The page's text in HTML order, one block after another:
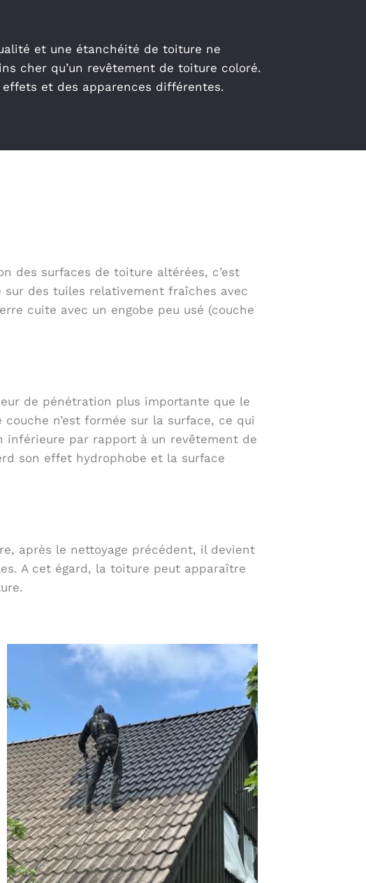
et une étanchéité de toiture ne
cher qu’un revêtement de toiture coloré.
et des apparences différentes.
des surfaces de toiture altérées, c’est
des tuiles relativement fraîches avec
cuite avec un engobe peu usé (couche
de pénétration plus importante que le
n’est formée sur la surface, ce qui
par rapport à un revêtement de
son effet hydrophobe et la surface
après le nettoyage précédent, il devient
A cet égard, la toiture peut apparaître